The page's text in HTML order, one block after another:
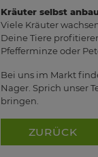
Kräuter selbst
Viele Kräuter
Deine Tiere
Pfefferminze oder
Bei uns im Markt
Nager. Sprich unser
bringen.
ZURÜCK